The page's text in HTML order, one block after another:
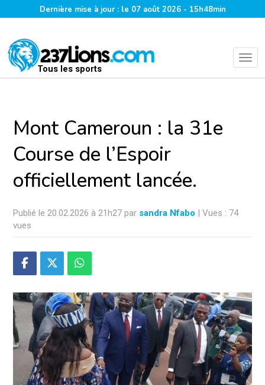
Dernière mise à jour : le 07 août 2026 - 15h48min
Tous les sports
Mont Cameroun : la 31e
Course de l’Espoir
officiellement lancée.
Publié le 20.02.2026 à 21h27 par sandra Nfabo | Vues : 74
vues